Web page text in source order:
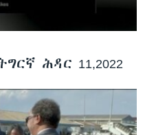
ሕዳር 11,2022